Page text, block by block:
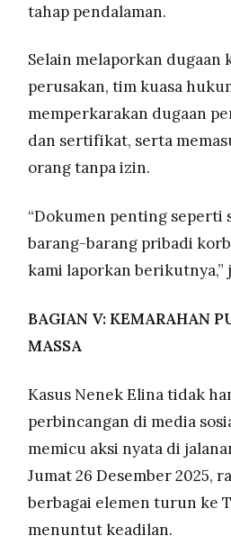
tahap pendalaman.
Selain melaporkan dugaan
perusakan, tim kuasa
memperkarakan dugaan
dan sertifikat, serta
orang tanpa izin.
“Dokumen penting seperti
barang-barang pribadi
kami laporkan berikutnya,”
BAGIAN V: KEMARAHAN
MASSA
Kasus Nenek Elina tidak
perbincangan di media
memicu aksi nyata di
Jumat 26 Desember 2025,
berbagai elemen turun ke
menuntut keadilan.